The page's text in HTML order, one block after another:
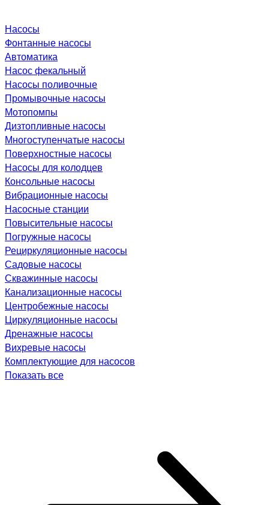
Насосы
Фонтанные насосы
Автоматика
Насос фекальный
Насосы поливочные
Промывочные насосы
Мотопомпы
Дизтопливные насосы
Многоступенчатые насосы
Поверхностные насосы
Насосы для колодцев
Консольные насосы
Вибрационные насосы
Насосные станции
Повысительные насосы
Погружные насосы
Рециркуляционные насосы
Садовые насосы
Скважинные насосы
Канализационные насосы
Центробежные насосы
Циркуляционные насосы
Дренажные насосы
Вихревые насосы
Комплектующие для насосов
Показать все